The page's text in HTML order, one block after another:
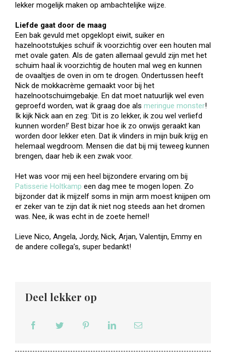
lekker mogelijk maken op ambachtelijke wijze.
Liefde gaat door de maag
Een bak gevuld met opgeklopt eiwit, suiker en
hazelnootstukjes schuif ik voorzichtig over een houten mal
met ovale gaten. Als de gaten allemaal gevuld zijn met het
schuim haal ik voorzichtig de houten mal weg en kunnen
de ovaaltjes de oven in om te drogen. Ondertussen heeft
Nick de mokkacrème gemaakt voor bij het
hazelnootschuimgebakje. En dat moet natuurlijk wel even
geproefd worden, wat ik graag doe als meringue monster!
Ik kijk Nick aan en zeg: ‘Dit is zo lekker, ik zou wel verliefd
kunnen worden!’ Best bizar hoe ik zo onwijs geraakt kan
worden door lekker eten. Dat ik vlinders in mijn buik krijg en
helemaal wegdroom. Mensen die dat bij mij teweeg kunnen
brengen, daar heb ik een zwak voor.
Het was voor mij een heel bijzondere ervaring om bij
Patisserie Holtkamp een dag mee te mogen lopen. Zo
bijzonder dat ik mijzelf soms in mijn arm moest knijpen om
er zeker van te zijn dat ik niet nog steeds aan het dromen
was. Nee, ik was echt in de zoete hemel!
Lieve Nico, Angela, Jordy, Nick, Arjan, Valentijn, Emmy en
de andere collega’s, super bedankt!
Deel lekker op